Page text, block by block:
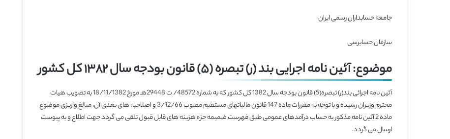
جامعه حسابداران رسمی ایران
سازمان حسابرسی
موضوع: آئین نامه اجرایی بند (ر) تبصره (۵) قانون بودجه سال ۱۳۸۲ کل کشور
آئین نامه اجرائی بند(ر) تبصره(5) قانون بودجه سال 1382 کل کشور که به شماره 48572/ ت 29448هـ مورخ 18/11/1382 به تصویب هیات
محترم وزیران رسیده و با توجه به مقررات ماده 147 قانون مالیاتهای مستقیم مصوب 3/12/66 و اصلاحیه های بعدی آن، مبالغ واریزی موضوع
ماده 2 آئین نامه مذکور به حساب درآمدهای عمومی طبق فهرست ضمیمه جزء هزینه های قابل قبول تلقی می گردد جهت اطلاع و به پیوست
ارسال می گردد.